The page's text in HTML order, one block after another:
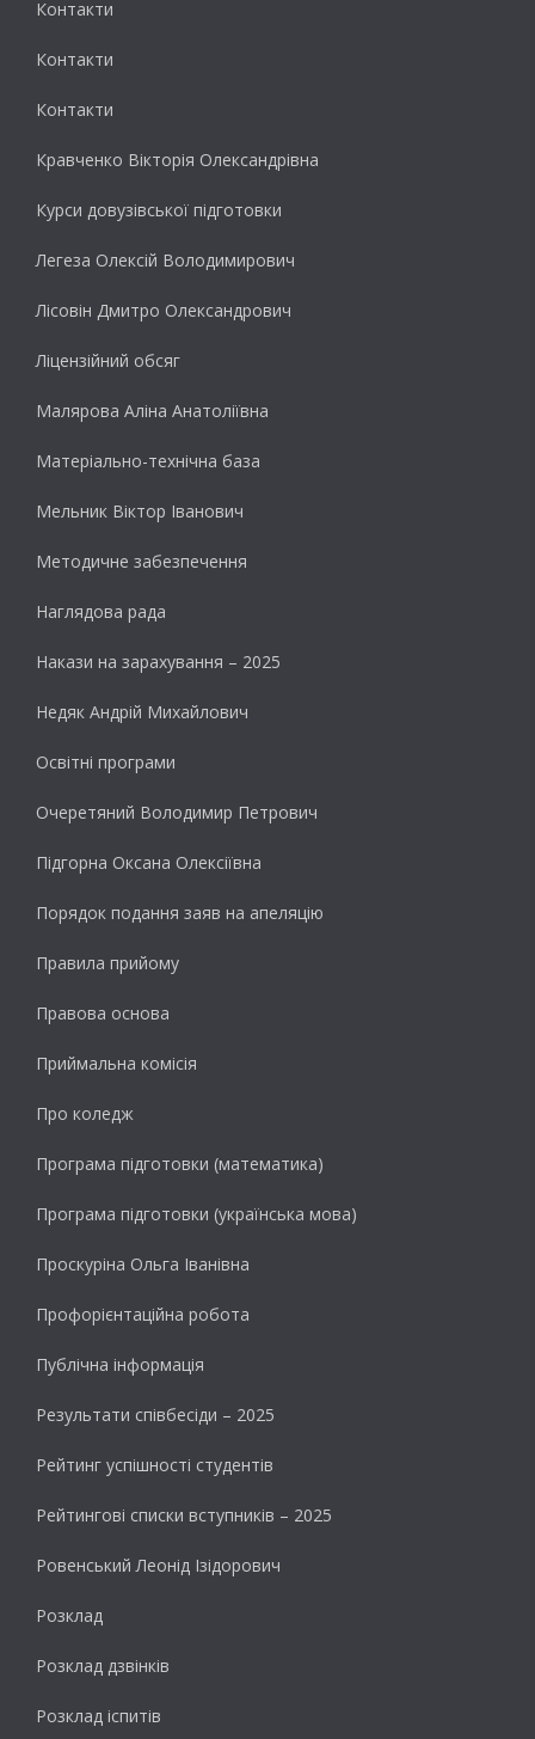
Контакти
Контакти
Контакти
Кравченко Вікторія Олександрівна
Курси довузівської підготовки
Легеза Олексій Володимирович
Лісовін Дмитро Олександрович
Ліцензійний обсяг
Малярова Аліна Анатоліївна
Матеріально-технічна база
Мельник Віктор Іванович
Методичне забезпечення
Наглядова рада
Накази на зарахування – 2025
Недяк Андрій Михайлович
Освітні програми
Очеретяний Володимир Петрович
Підгорна Оксана Олексіївна
Порядок подання заяв на апеляцію
Правила прийому
Правова основа
Приймальна комісія
Про коледж
Програма підготовки (математика)
Програма підготовки (українська мова)
Проскуріна Ольга Іванівна
Профорієнтаційна робота
Публічна інформація
Результати cпівбесіди – 2025
Рейтинг успішності студентів
Рейтингові списки вступників – 2025
Ровенський Леонід Ізідорович
Розклад
Розклад дзвінків
Розклад іспитів